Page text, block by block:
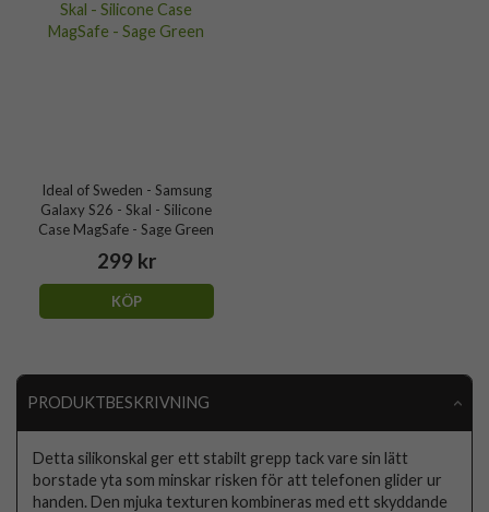
Ideal of Sweden - Samsung
Galaxy S26 - Skal - Silicone
Case MagSafe - Sage Green
299 kr
KÖP
PRODUKTBESKRIVNING
Detta silikonskal ger ett stabilt grepp tack vare sin lätt
borstade yta som minskar risken för att telefonen glider ur
handen. Den mjuka texturen kombineras med ett skyddande